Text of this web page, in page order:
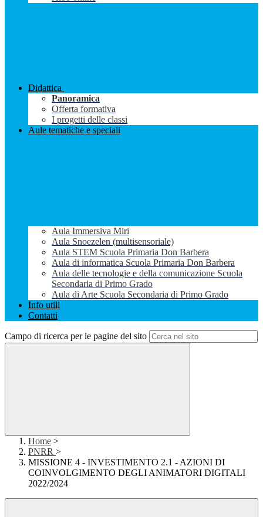
Didattica
Panoramica
Offerta formativa
I progetti delle classi
Aule tematiche e speciali
Aula Immersiva Miri
Aula Snoezelen (multisensoriale)
Aula STEM Scuola Primaria Don Barbera
Aula di informatica Scuola Primaria Don Barbera
Aula delle tecnologie e della comunicazione Scuola
Secondaria di Primo Grado
Aula di Arte Scuola Secondaria di Primo Grado
Info utili
Contatti
Campo di ricerca per le pagine del sito
Home >
PNRR >
MISSIONE 4 - INVESTIMENTO 2.1 - AZIONI DI
COINVOLGIMENTO DEGLI ANIMATORI DIGITALI
2022/2024